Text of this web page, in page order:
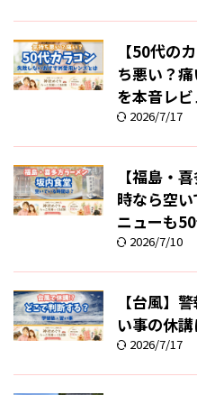
【50代の
ち悪い？
を本音レビ
2026/7/17
【福島・
時なら空
ニューも
2026/7/10
【台風】
い事の休
2026/7/17